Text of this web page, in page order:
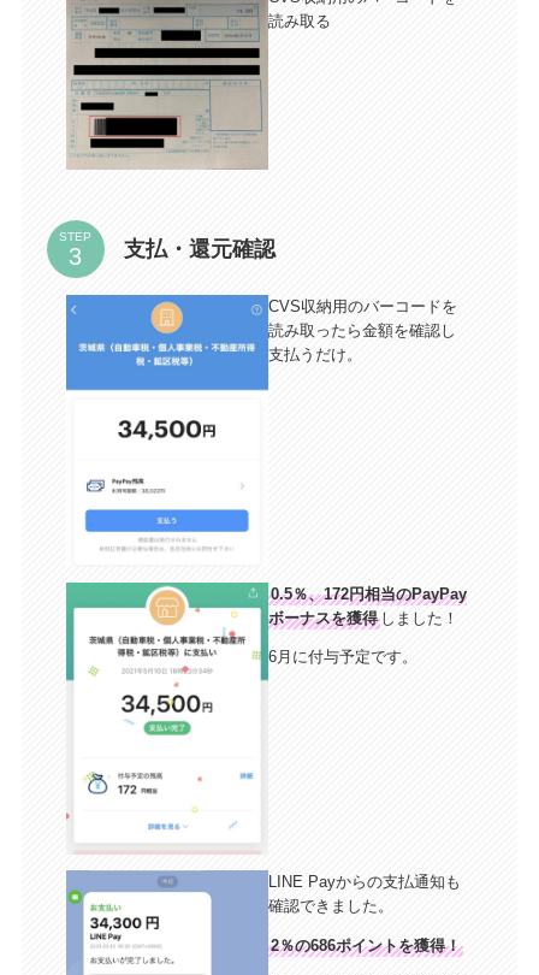
読み取る
STEP
支払・還元確認
CVS収納用のバーコードを
読み取ったら金額を確認し
支払うだけ。
0.5％、172円相当のPayPay
ボーナスを獲得しました！
6月に付与予定です。
LINE Payからの支払通知も
確認できました。
2％の686ポイントを獲得！